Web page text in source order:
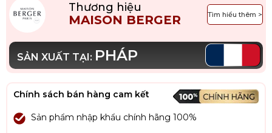
Thương hiệu
MAISON BERGER Tìm hiểu thêm >
SẢN XUẤT TẠI: PHÁP
Chính sách bán hàng cam kết
Sản phẩm nhập khẩu chính hãng 100%